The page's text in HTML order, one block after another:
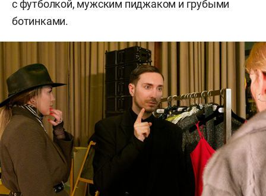
с футболкой, мужским пиджаком и грубыми
ботинками.